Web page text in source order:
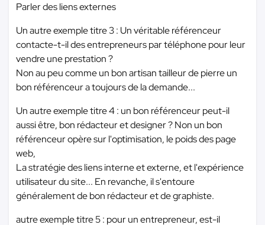
Parler des liens externes
Un autre exemple titre 3 : Un véritable référenceur
contacte-t-il des entrepreneurs par téléphone pour leur
vendre une prestation ?
Non au peu comme un bon artisan tailleur de pierre un
bon référenceur a toujours de la demande...
Un autre exemple titre 4 : un bon référenceur peut-il
aussi être, bon rédacteur et designer ? Non un bon
référenceur opère sur l'optimisation, le poids des page
web,
La stratégie des liens interne et externe, et l'expérience
utilisateur du site... En revanche, il s'entoure
généralement de bon rédacteur et de graphiste.
autre exemple titre 5 : pour un entrepreneur, est-il